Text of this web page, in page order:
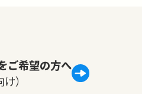
ご希望の方へ
）